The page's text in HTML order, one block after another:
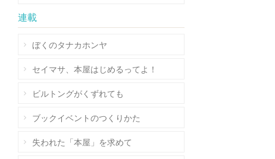
連載
ぼくのタナカホンヤ
セイマサ、本屋はじめるってよ！
ビルトングがくずれても
ブックイベントのつくりかた
失われた「本屋」を求めて